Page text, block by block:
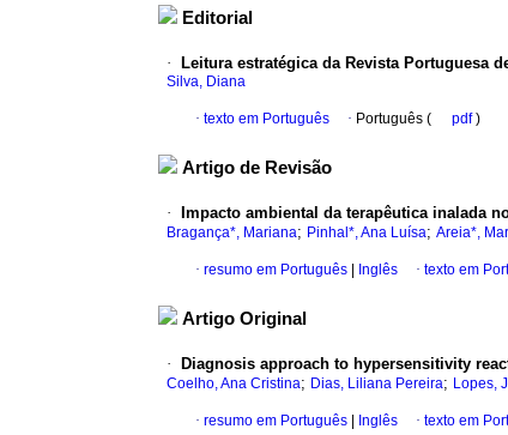
Editorial
· Leitura estratégica da Revista Portuguesa
Silva, Diana
· texto em Português · Português ( pdf)
Artigo de Revisão
· Impacto ambiental da terapêutica inalada
Bragança*, Mariana; Pinhal*, Ana Luísa; Areia*,
· resumo em Português Inglês · texto em
Artigo Original
· Diagnosis approach to hypersensitivity
Coelho, Ana Cristina; Dias, Liliana Pereira; Lopes,
· resumo em Português Inglês · texto em